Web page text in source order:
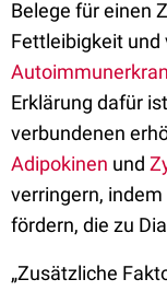
Belege für einen
Fettleibigkeit und
Erklärung dafür
verbundenen
Adipokinen und
verringern,
fördern, die zu
„Zusätzliche